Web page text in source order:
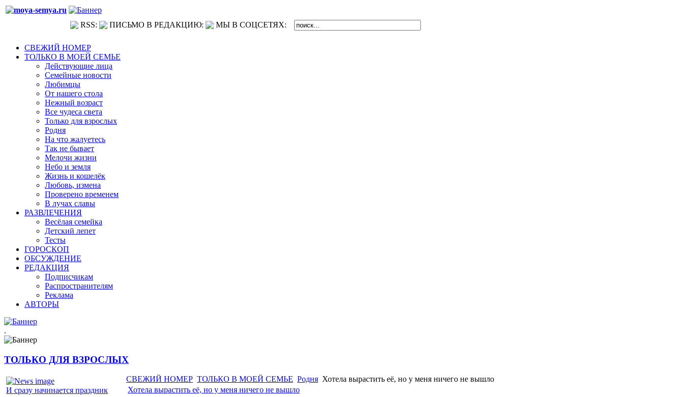
RSS: ПИСЬМО В РЕДАКЦИЮ: МЫ В СОЦСЕТЯХ:
СВЕЖИЙ НОМЕР
ТОЛЬКО В МОЕЙ СЕМЬЕ
Действующие лица
Семейные новости
Любимцы
От нашего стола
Нежный возраст
Все чудеса света
Только для взрослых
Родня
На что жалуетесь
Так не бывает
Мелочи жизни
Небо и земля
Жизнь и кошелёк
Любовь, измена
Проверено временем
В лучах славы
РАЗВЛЕЧЕНИЯ
Весёлая семейка
Детский лепет
Тесты
ГОРОСКОП
ОБСУЖДЕНИЕ
РЕДАКЦИЯ
Подписчикам
Распространителям
Реклама
АВТОРЫ
.
ТОЛЬКО ДЛЯ ВЗРОСЛЫХ
И сразу начинается праздник
СВЕЖИЙ НОМЕР ТОЛЬКО В МОЕЙ СЕМЬЕ Родня Хотела вырастить её, но у меня ничего не вышло
Хотела вырастить её, но у меня ничего не вышло